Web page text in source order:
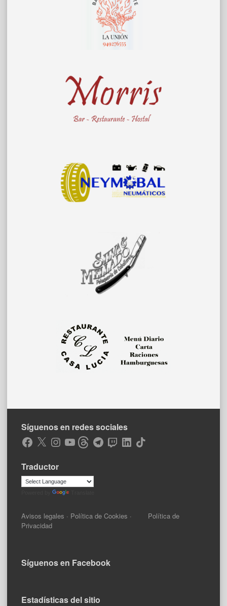
Síguenos en redes sociales
Facebook
X Instagram
YouTubeThreadsTelegramTwitchLinkedIn
TikTok
Traductor
Avisos legales · Política de Cookies · Política de
Privacidad
Síguenos en Facebook
Estadísticas del sitio